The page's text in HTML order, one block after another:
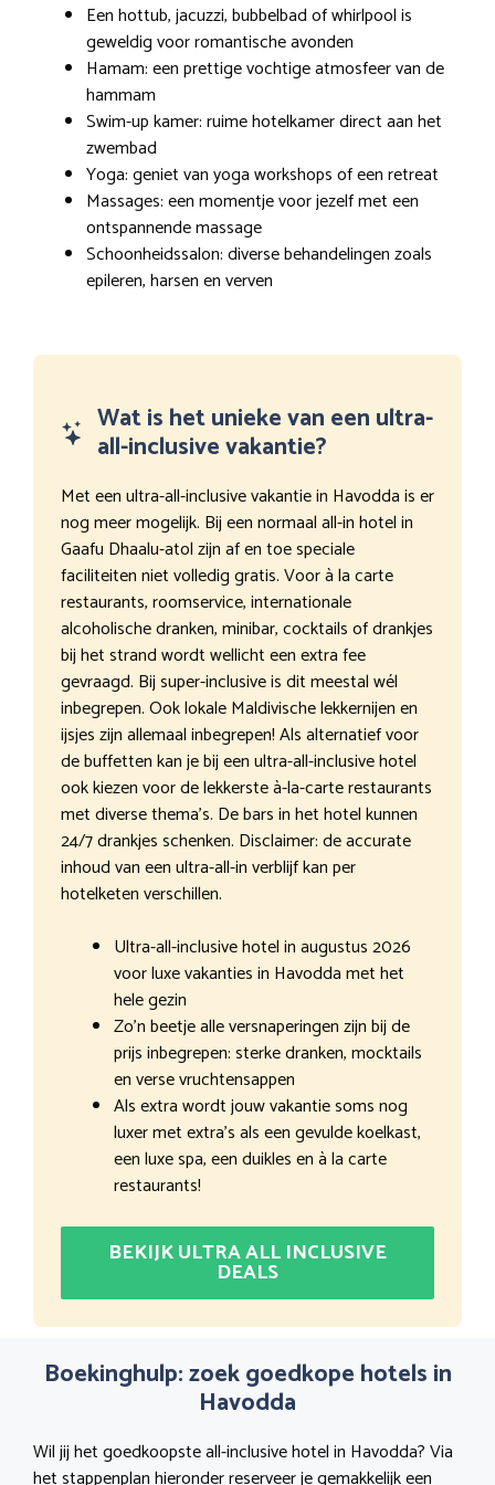
Een hottub, jacuzzi, bubbelbad of whirlpool is
geweldig voor romantische avonden
Hamam: een prettige vochtige atmosfeer van de
hammam
Swim-up kamer: ruime hotelkamer direct aan het
zwembad
Yoga: geniet van yoga workshops of een retreat
Massages: een momentje voor jezelf met een
ontspannende massage
Schoonheidssalon: diverse behandelingen zoals
epileren, harsen en verven
Wat is het unieke van een ultra-
all-inclusive vakantie?
Met een ultra-all-inclusive vakantie in Havodda is er
nog meer mogelijk. Bij een normaal all-in hotel in
Gaafu Dhaalu-atol zijn af en toe speciale
faciliteiten niet volledig gratis. Voor à la carte
restaurants, roomservice, internationale
alcoholische dranken, minibar, cocktails of drankjes
bij het strand wordt wellicht een extra fee
gevraagd. Bij super-inclusive is dit meestal wél
inbegrepen. Ook lokale Maldivische lekkernijen en
ijsjes zijn allemaal inbegrepen! Als alternatief voor
de buffetten kan je bij een ultra-all-inclusive hotel
ook kiezen voor de lekkerste à-la-carte restaurants
met diverse thema’s. De bars in het hotel kunnen
24/7 drankjes schenken. Disclaimer: de accurate
inhoud van een ultra-all-in verblijf kan per
hotelketen verschillen.
Ultra-all-inclusive hotel in augustus 2026
voor luxe vakanties in Havodda met het
hele gezin
Zo’n beetje alle versnaperingen zijn bij de
prijs inbegrepen: sterke dranken, mocktails
en verse vruchtensappen
Als extra wordt jouw vakantie soms nog
luxer met extra’s als een gevulde koelkast,
een luxe spa, een duikles en à la carte
restaurants!
BEKIJK ULTRA ALL INCLUSIVE
DEALS
Boekinghulp: zoek goedkope hotels in
Havodda
Wil jij het goedkoopste all-inclusive hotel in Havodda? Via